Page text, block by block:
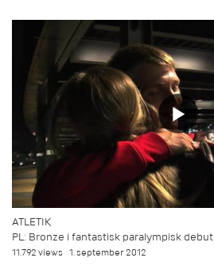
ATLETIK
PL: Bronze i fantastisk paralympisk debut
11.792 views 1. september 2012